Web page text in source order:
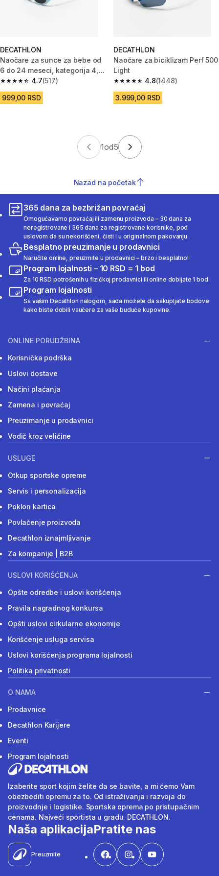
DECATHLON
Naočare za sunce za bebe od
6 do 24 meseci, kategorija 4,
MH B100 4.7
4.7 od 5 zvezdica from 517 Recenzije
(517)
999,00 RSD
DECATHLON
Naočare za biciklizam Perf 500
Light
4.8
4.8 od 5 zvezdica from 1448
(1448)
3.999,00 RSD
1od5
Nazad na početak
365 dana za bezbrižan povraćaj
Omogućavamo povraćaj ili zamenu proizvoda – 30 dana za
neregistrovane i 365 dana za registrovane korisnike, pod
uslovom da su nekorišćeni, čisti i u originalnom pakovanju.
Besplatno preuzimanje u prodavnici
Naručite online, preuzmite u prodavnici – brzo i besplatno!
Program lojalnosti – 10 RSD = 1 bod
Za 10 RSD potrošenih u fizičkoj prodavnici ili online dobijate 1 bod.
Program lojalnosti
Sa vašim Decathlon nalogom, sada možete da sakupljate bodove
kako biste dobili vaučere za vaše buduće kupovine.
ONLINE PORUDŽBINA
Korisnička podrška
Uslovi dostave
Načini plaćanja
Zamena i povraćaj
Preuzimanje u prodavnici
Vodič kroz veličine
USLUGE
Otkup sportske opreme
Servis i personalizacija
Poklon kartica
Povlačenje proizvoda
Decathlon iznajmljivanje
Za kompanije | B2B
USLOVI KORIŠĆENJA
Opšte odredbe i uslovi korišćenja
Pravila nagradnog konkursa
Opšti uslovi cirkularne ekonomije
Korišćenje usluga servisa
Uslovi korišćenja programa lojalnosti
Politika privatnosti
O NAMA
Prodavnice
Decathlon Karijere
Eventi
Program lojalnosti
Izaberite sport kojim želite da se bavite, a mi ćemo Vam
obezbediti opremu za to. Od istraživanja i razvoja do
proizvodnje i logistike. Sportska oprema po pristupačnim
cenama. Najveći sportista u gradu. DECATHLON.
Naša aplikacija
Preuzmite
Pratite nas